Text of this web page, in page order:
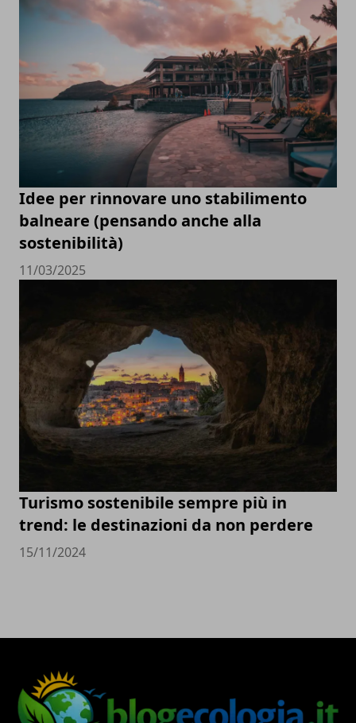
Idee per rinnovare uno stabilimento
balneare (pensando anche alla
sostenibilità)
11/03/2025
Turismo sostenibile sempre più in
trend: le destinazioni da non perdere
15/11/2024